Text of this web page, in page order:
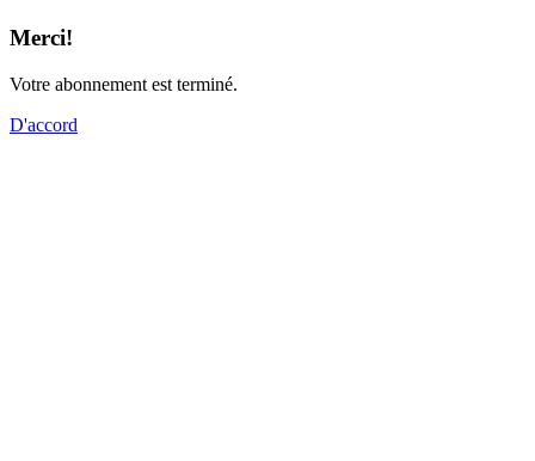
Merci!
Votre abonnement est terminé.
D'accord